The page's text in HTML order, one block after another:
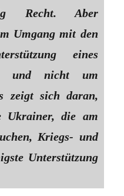
Recht. Aber
Umgang mit den
eines
und nicht um
zeigt sich daran,
Ukrainer, die am
Kriegs- und
Unterstützung